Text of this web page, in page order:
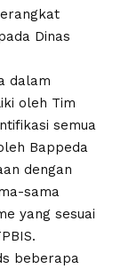
Dinas
dalam
oleh Tim
semua
Bappeda
dengan
sama
yang sesuai
beberapa